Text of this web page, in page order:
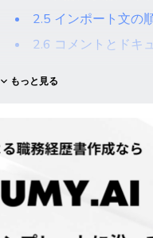
2.5 インポート文の
2.6 コメントとドキ
3.3 コードの品質向上
4. PEP8を自動チェック
もっと見る